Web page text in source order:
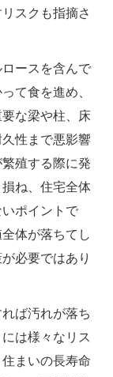
スクも指摘さ
ースを含んで
て食を進め、
な梁や柱、床
性まで悪影響
殖する際に発
ね、住宅全体
ポイントで
体が落ちてし
必要ではあり
ば汚れが落ち
は様々なリス
まいの長寿命